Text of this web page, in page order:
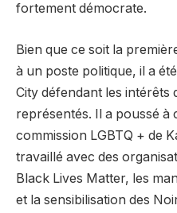
fortement démocrate.
Bien que ce soit la
à un poste politique, il a
City défendant les intérêts
représentés. Il a poussé à
commission LGBTQ + de
travaillé avec des
Black Lives Matter, les
et la sensibilisation des